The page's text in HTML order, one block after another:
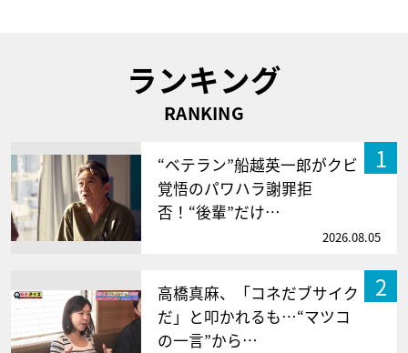
ランキング
RANKING
1
“ベテラン”船越英一郎がクビ
覚悟のパワハラ謝罪拒
否！“後輩”だけ…
2026.08.05
2
高橋真麻、「コネだブサイク
だ」と叩かれるも…“マツコ
の一言”から…